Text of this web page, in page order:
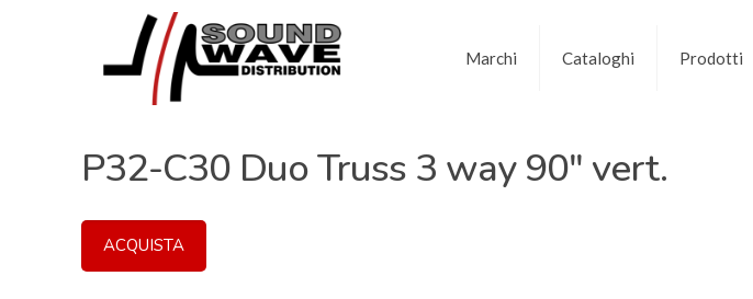
Marchi Cataloghi Prodotti
P32-C30 Duo Truss 3 way 90″ vert.
ACQUISTA